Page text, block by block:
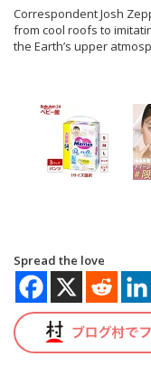
Correspondent Josh
from cool roofs to
the Earth’s upper
Spread the love